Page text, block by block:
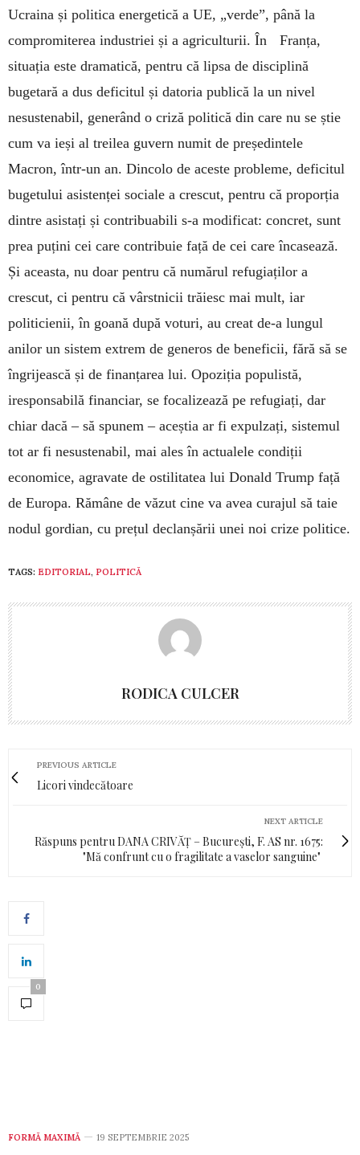
Ucraina și politica energetică a UE, „verde”, până la
compromiterea industriei și a agriculturii. În Franța,
situația este dramatică, pentru că lipsa de disciplină
bugetară a dus deficitul și datoria publică la un nivel
nesustenabil, generând o criză politică din care nu se știe
cum va ieși al treilea guvern numit de președintele
Macron, într-un an. Dincolo de aceste probleme, deficitul
bugetului asistenței sociale a crescut, pentru că proporția
dintre asistați și contribuabili s-a modificat: concret, sunt
prea puțini cei care contribuie față de cei care încasează.
Și aceasta, nu doar pentru că numărul refugiaților a
crescut, ci pentru că vârstnicii trăiesc mai mult, iar
politicienii, în goană după voturi, au creat de-a lungul
anilor un sistem extrem de generos de beneficii, fără să se
îngrijească și de finanțarea lui. Opoziția populistă,
iresponsabilă financiar, se focalizează pe refugiați, dar
chiar dacă – să spunem – aceștia ar fi expulzați, sistemul
tot ar fi nesustenabil, mai ales în actualele condiții
economice, agravate de ostilitatea lui Donald Trump față
de Europa. Rămâne de văzut cine va avea curajul să taie
nodul gordian, cu prețul declanșării unei noi crize politice.
TAGS: EDITORIAL, POLITICĂ
RODICA CULCER
PREVIOUS ARTICLE
Licori vindecătoare
NEXT ARTICLE
Răspuns pentru DANA CRIVĂȚ – București, F. AS nr. 1675:
"Mă confrunt cu o fragilitate a vaselor sanguine"
0
FORMĂ MAXIMĂ 19 SEPTEMBRIE 2025